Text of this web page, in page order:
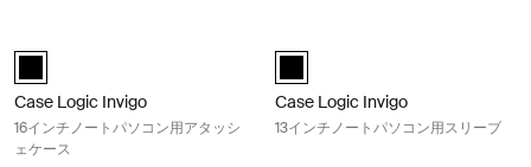
black (selected)
Case Logic Invigo
16インチノートパソコン用アタッシ
ェケース
black (selected)
Case Logic Invigo
13インチノートパソコン用スリーブ